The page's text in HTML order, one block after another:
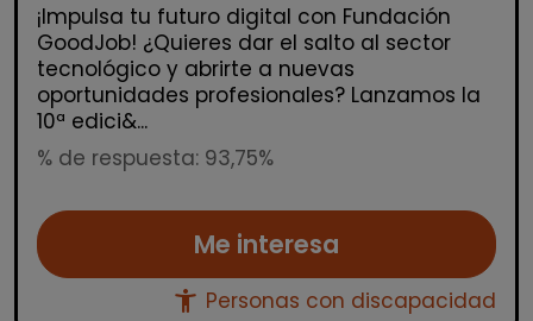
¡Impulsa tu futuro digital con Fundación
GoodJob! ¿Quieres dar el salto al sector
tecnológico y abrirte a nuevas
oportunidades profesionales? Lanzamos la
10ª edici&...
% de respuesta: 93,75%
Me interesa
accessibility_new Personas con discapacidad